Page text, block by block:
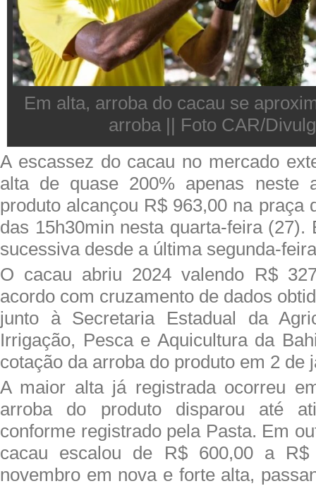
Em alta, arroba do cacau se
arroba || Foto CAR/
A escassez do cacau no mercado
alta de quase 200% apenas neste
produto alcançou R$ 963,00 na praça
das 15h30min nesta quarta-feira (27).
sucessiva desde a última segunda-
O cacau abriu 2024 valendo R$
acordo com cruzamento de dados
junto à Secretaria Estadual da
Irrigação, Pesca e Aquicultura da
cotação da arroba do produto em 2 de
A maior alta já registrada ocorreu
arroba do produto disparou até
conforme registrado pela Pasta. Em
cacau escalou de R$ 600,00 a
novembro em nova e forte alta,